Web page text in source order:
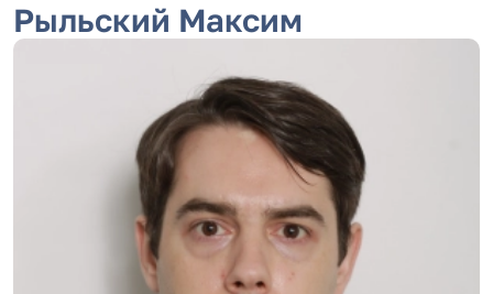
Рыльский Максим